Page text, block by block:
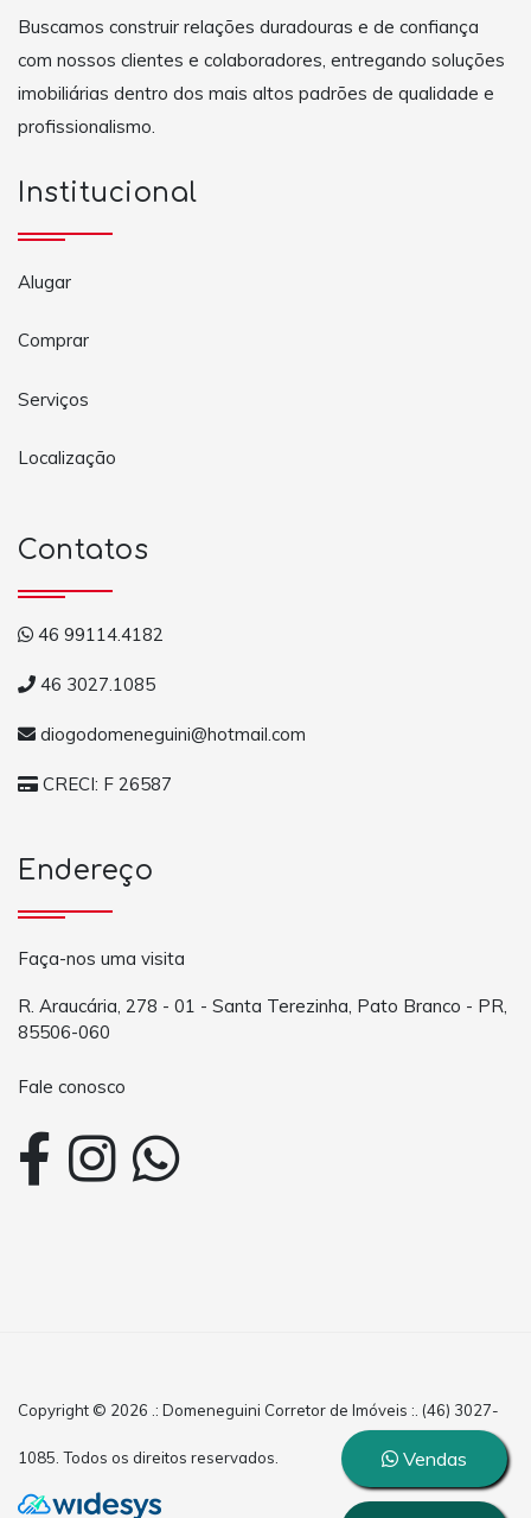
Buscamos construir relações duradouras e de confiança
com nossos clientes e colaboradores, entregando soluções
imobiliárias dentro dos mais altos padrões de qualidade e
profissionalismo.
Institucional
Alugar
Comprar
Serviços
Localização
Contatos
46 99114.4182
46 3027.1085
diogodomeneguini@hotmail.com
CRECI: F 26587
Endereço
Faça-nos uma visita
R. Araucária, 278 - 01 - Santa Terezinha, Pato Branco - PR,
85506-060
Fale conosco
Copyright © 2026 .: Domeneguini Corretor de Imóveis :. (46) 3027-
1085. Todos os direitos reservados. Vendas